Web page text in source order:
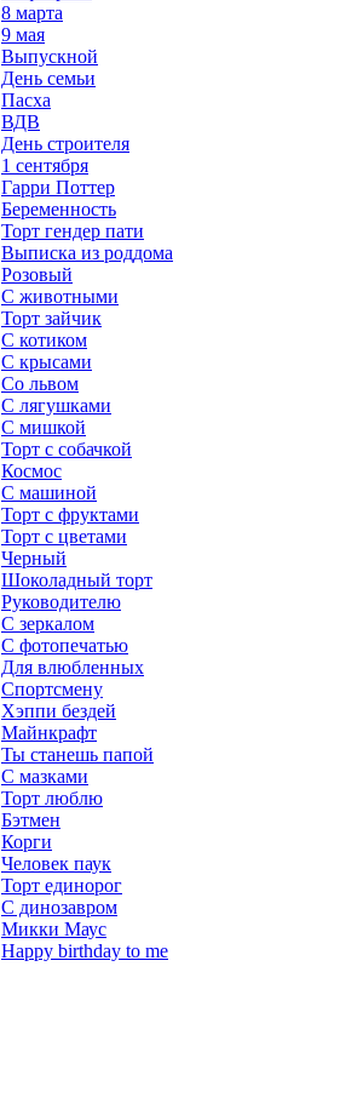
8 марта
9 мая
Выпускной
День семьи
Пасха
ВДВ
День строителя
1 сентября
Гарри Поттер
Беременность
Торт гендер пати
Выписка из роддома
Розовый
С животными
Торт зайчик
С котиком
С крысами
Со львом
С лягушками
С мишкой
Торт с собачкой
Космос
С машиной
Торт с фруктами
Торт с цветами
Черный
Шоколадный торт
Руководителю
С зеркалом
С фотопечатью
Для влюбленных
Спортсмену
Хэппи бездей
Майнкрафт
Ты станешь папой
С мазками
Торт люблю
Бэтмен
Корги
Человек паук
Торт единорог
С динозавром
Микки Маус
Happy birthday to me